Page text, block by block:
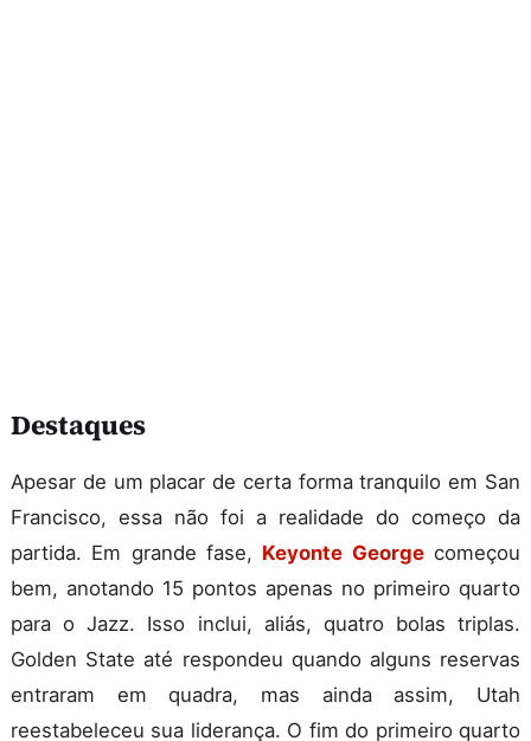
Destaques
Apesar de um placar de certa forma tranquilo em San
Francisco, essa não foi a realidade do começo da
partida. Em grande fase, Keyonte Georgecomeçou
bem, anotando 15 pontos apenas no primeiro quarto
para o Jazz. Isso inclui, aliás, quatro bolas triplas.
Golden State até respondeu quando alguns reservas
entraram em quadra, mas ainda assim, Utah
reestabeleceu sua liderança. O fim do primeiro quarto